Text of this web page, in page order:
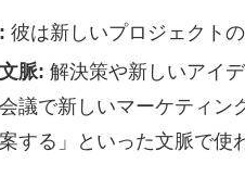
彼は新しいプロジェクト
脈: 解決策や新しいアイ
議で新しいマーケティン
する」といった文脈で使